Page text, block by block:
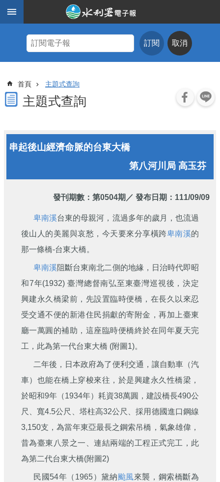
跳到主要內容區塊
題
式
查
期
報
訂閱 取消
首頁 主題式查詢
主題式查詢
串起後山經濟命脈的台東大橋
第八河川局 高玉芬
發刊期數： 第0504期 ／ 發布日期：111/09/09
卑南溪台東的母親河，流過多年的歲月，也流過
後山人的美麗與哀愁，今天要來分享橫跨卑南溪的
那一條橋-台東大橋。
卑南溪阻斷台東南北二側的地緣，日治時代即昭
和7年(1932) 臺灣總督南弘至東臺灣巡視後，決定
興建永久橋梁前，先設置臨時便橋，在長久以來忍
受交通不便的新港住民捐獻的寄附金，再加上臺東
廳一萬圓的補助，這座臨時便橋終於在同年夏天完
工，此為第一代台東大橋 (附圖1)。
二年後，日本政府為了便利交通，讓自動車（汽
車）也能在橋上穿梭來往，於是興建永久性橋梁，
於昭和9年（1934年）耗資38萬圓，建設橋長490公
尺、寬4.5公尺、塔柱高32公尺、採用德國進口鋼線
3,150支，為當年東亞最長之鋼索吊橋，氣象雄偉，
昔為臺東八景之一、連結兩端的工程正式完工，此
為第二代台東大橋(附圖2)
民國54年（1965）黛納 颱風來襲，鋼索橋斷為